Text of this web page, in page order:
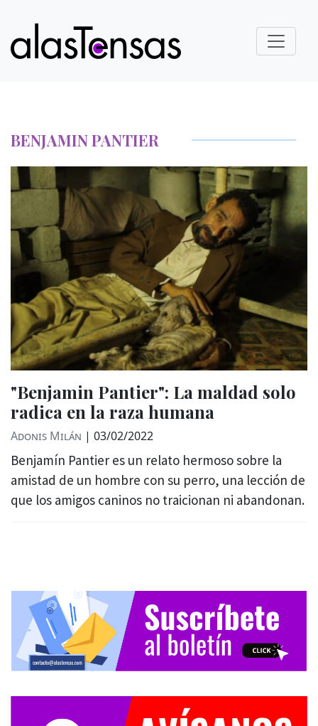
BENJAMIN PANTIER
"Benjamin Pantier": La maldad solo
radica en la raza humana
Adonis Milán | 03/02/2022
Benjamín Pantier es un relato hermoso sobre la
amistad de un hombre con su perro, una lección de
que los amigos caninos no traicionan ni abandonan.